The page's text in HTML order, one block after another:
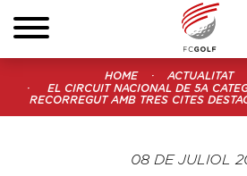
HOME ACTUALITAT
EL CIRCUIT NACIONAL DE 5A
RECORREGUT AMB TRES CITES
08 DE JULIOL